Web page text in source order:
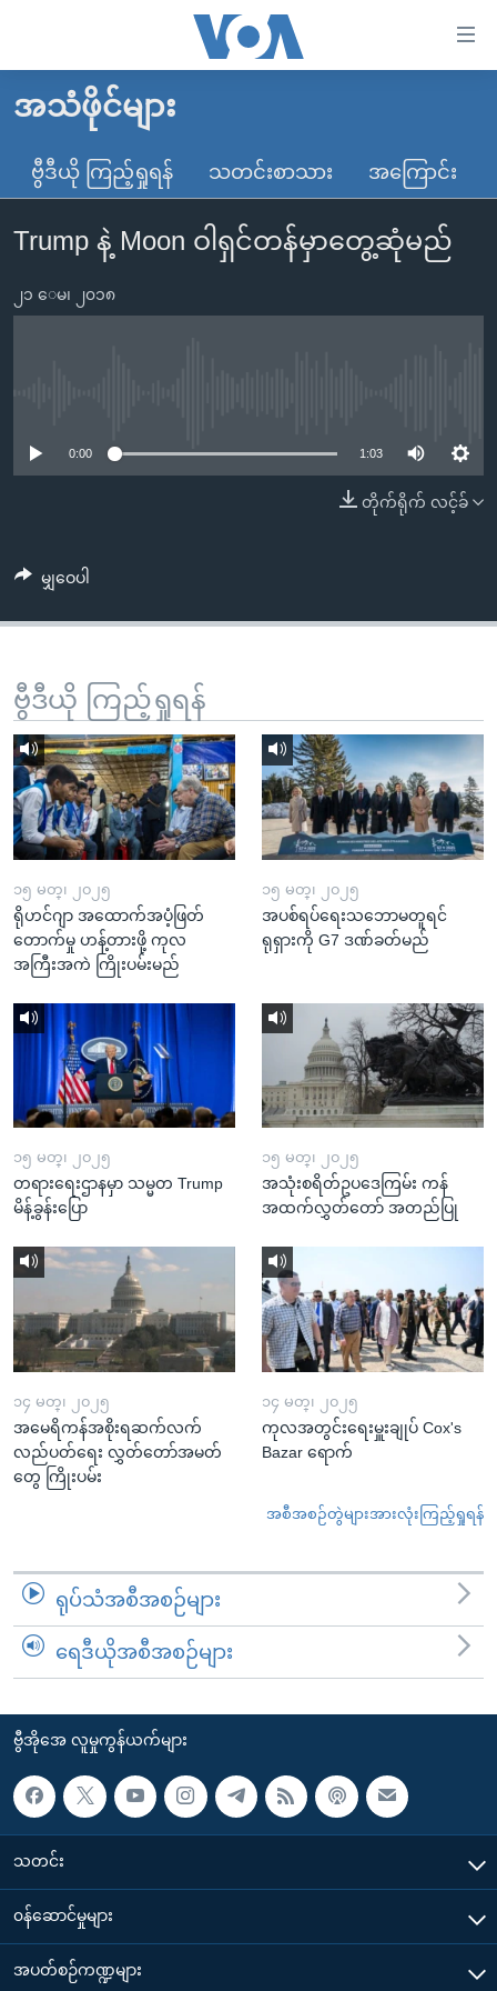
လွယ်ကူ
သည့်
များ
ပင်မ
ပင်မ
စာမျက်နှာ
ကျော်
ရန်
ရှာဖွေ
ရန်
နေရာ
သို့
ကျော်
ရန်
မူလစာမျက်နှာ
မြန်မာ
ကမ္ဘာ့သတင်းများ
နိုင်ငံတကာ
တရုတ်
ဗွီဒီယို
ရပ်ဝန်းတခု လမ်းတခု အလွန်
ရုပ်ရှင်ထဲက အင်္ဂလိပ်စာ
တီဗွီ
ရေဒီယို/တီဗွီအစီအစဉ်
ဗွီအိုအေ လူမှုကွန်ယက်များ
ဘာသာစကားများ
အသံဖိုင်များ
ဗွီဒီယို ကြည့်ရှုရန် သတင်းစာသား အကြောင်း
Trump နဲ့ Moon ဝါရှင်တန်မှာတွေ့ဆုံမည်
၂၁ ေမ၊ ၂၀၁၈
0:00 1:03
တိုက်ရိုက် လင့်ခ်
မျှဝေပါ
ဗွီဒီယို ကြည့်ရှုရန်
၁၅ မတ္၊ ၂၀၂၅
ရိုဟင်ဂျာ အထောက်အပံ့ဖြတ်
တောက်မှု ဟန့်တားဖို့ ကုလ
အကြီးအကဲ ကြိုးပမ်းမည်
၁၅ မတ္၊ ၂၀၂၅
အပစ်ရပ်ရေးသဘောမတူရင်
ရုရှားကို G7 ဒဏ်ခတ်မည်
၁၅ မတ္၊ ၂၀၂၅
တရားရေးဌာနမှာ သမ္မတ Trump
မိန့်ခွန်းပြော
၁၅ မတ္၊ ၂၀၂၅
အသုံးစရိတ်ဥပဒေကြမ်း ကန်
အထက်လွှတ်တော် အတည်ပြု
၁၄ မတ္၊ ၂၀၂၅
အမေရိကန်အစိုးရဆက်လက်
လည်ပတ်ရေး လွှတ်တော်အမတ်
တွေ ကြိုးပမ်း
၁၄ မတ္၊ ၂၀၂၅
ကုလအတွင်းရေးမှူးချုပ် Cox's
Bazar ရောက်
အစီအစဉ်တွဲများအားလုံးကြည့်ရှုရန်
ရုပ်သံအစီအစဉ်များ
ရေဒီယိုအစီအစဉ်များ
ဗွီအိုအေ လူမှုကွန်ယက်များ
သတင်း
၀န်ဆောင်မှုများ
အပတ်စဉ်ကဏ္ဍများ